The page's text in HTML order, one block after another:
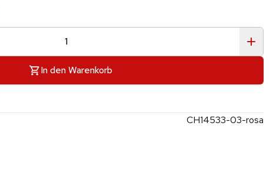
In den Warenkorb
CH14533-03-rosa